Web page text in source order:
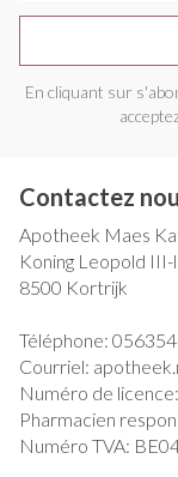
En cliquant sur
Contactez
Apotheek Maes
Koning Leopold III-
8500 Kortrijk
Téléphone:
Courriel:
Numéro de licence:
Pharmacien
Numéro TVA: